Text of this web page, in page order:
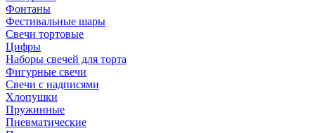
Фонтаны
Фестивальные шары
Свечи тортовые
Цифры
Наборы свечей для торта
Фигурные свечи
Свечи с надписями
Хлопушки
Пружинные
Пневматические